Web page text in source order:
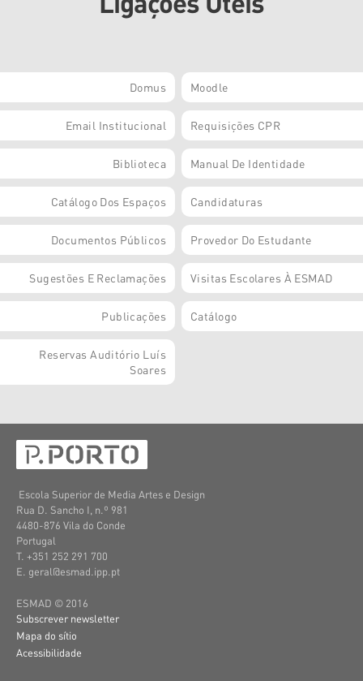
Domus Moodle
Email Institucional Requisições CPR
Biblioteca Manual De Identidade
Catálogo Dos Espaços Candidaturas
Documentos Públicos Provedor Do Estudante
Sugestões E Reclamações Visitas Escolares À ESMAD
Publicações Catálogo
Reservas Auditório Luís
Soares
Escola Superior de Media Artes e Design
Rua D. Sancho I, n.º 981
4480-876 Vila do Conde
Portugal
T. +351 252 291 700
E. geral@esmad.ipp.pt
ESMAD © 2016
Subscrever newsletter
Mapa do sítio
Acessibilidade